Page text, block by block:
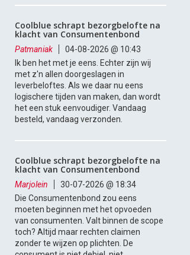
Coolblue schrapt bezorgbelofte na
klacht van Consumentenbond
Patmaniak
04-08-2026 @ 10:43
Ik ben het met je eens. Echter zijn wij
met z'n allen doorgeslagen in
leverbeloftes. Als we daar nu eens
logischere tijden van maken, dan wordt
het een stuk eenvoudiger. Vandaag
besteld, vandaag verzonden.
Coolblue schrapt bezorgbelofte na
klacht van Consumentenbond
Marjolein
30-07-2026 @ 18:34
Die Consumentenbond zou eens
moeten beginnen met het opvoeden
van consumenten. Valt binnen de scope
toch? Altijd maar rechten claimen
zonder te wijzen op plichten. De